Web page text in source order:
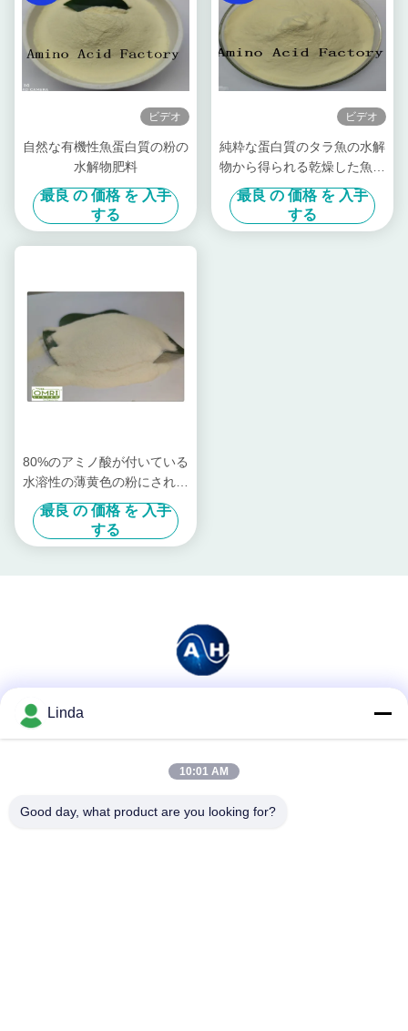
ビデオ
自然な有機性魚蛋白質の粉の
水解物肥料
最良 の 価格 を 入手
する
ビデオ
純粋な蛋白質のタラ魚の水解
物から得られる乾燥した魚粉
肥料
最良 の 価格 を 入手
する
80%のアミノ酸が付いている
水溶性の薄黄色の粉にされた
魚蛋白質肥料
最良 の 価格 を 入手
する
迅速な連絡
Linda
10:01 AM
Good day, what product are you looking for?